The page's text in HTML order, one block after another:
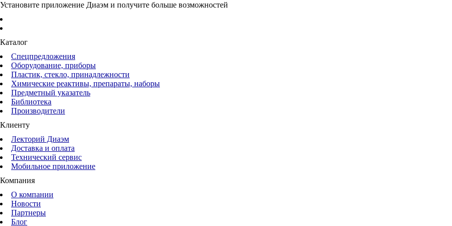
Установите приложение Диаэм и получите больше возможностей
Каталог
Спецпредложения
Оборудование, приборы
Пластик, стекло, принадлежности
Химические реактивы, препараты, наборы
Предметный указатель
Библиотека
Производители
Клиенту
Лекторий Диаэм
Доставка и оплата
Технический сервис
Мобильное приложение
Компания
О компании
Новости
Партнеры
Блог